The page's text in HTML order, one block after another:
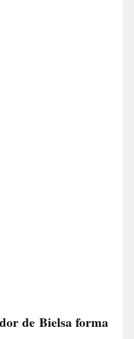
de Bielsa forma